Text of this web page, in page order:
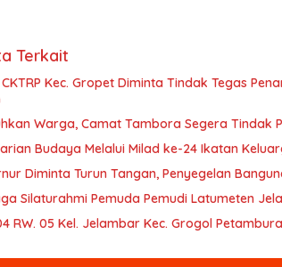
Terkait
Kec. Gropet Diminta Tindak Tegas
Warga, Camat Tambora Segera Tindak
Budaya Melalui Milad ke-24 Ikatan
Diminta Turun Tangan, Penyegelan
Silaturahmi Pemuda Pemudi Latumeten
RW. 05 Kel. Jelambar Kec. Grogol